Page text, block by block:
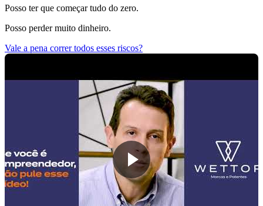
Posso ter que começar tudo do zero.
Posso perder muito dinheiro.
Vale a pena correr todos esses riscos?